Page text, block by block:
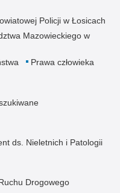
Policji w Łosicach
Mazowieckiego w
Prawa człowieka
ds. Nieletnich i Patologii
Drogowego